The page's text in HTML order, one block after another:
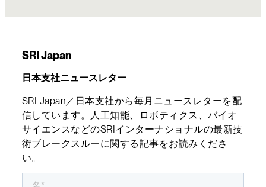
SRI Japan
日本支社ニュースレター
SRI Japan／日本支社から毎月ニュースレターを配
信しています。人工知能、ロボティクス、バイオ
サイエンスなどのSRIインターナショナルの最新技
術ブレークスルーに関する記事をお読みくださ
い。